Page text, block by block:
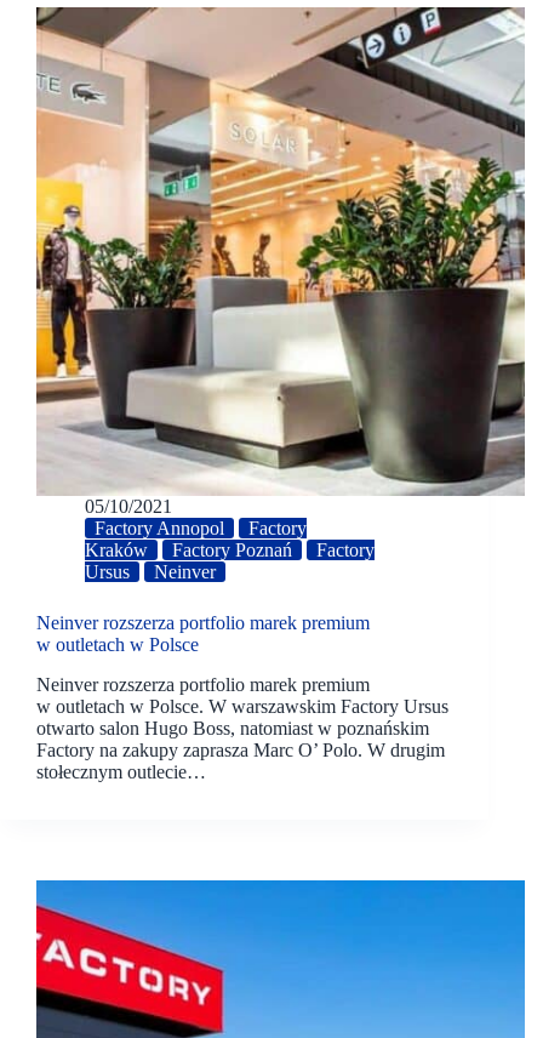
05/10/2021
Factory Annopol
Factory
Kraków
Factory Poznań
Factory
Ursus
Neinver
Neinver rozszerza portfolio marek premium
w outletach w Polsce
Neinver rozszerza portfolio marek premium
w outletach w Polsce. W warszawskim Factory Ursus
otwarto salon Hugo Boss, natomiast w poznańskim
Factory na zakupy zaprasza Marc O’ Polo. W drugim
stołecznym outlecie…